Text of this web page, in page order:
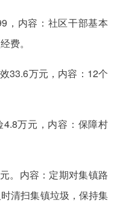
，内容：社区干部基本
费。
33.6万元，内容：12个
万元，内容：保障村
。内容：定期对集镇路
清扫集镇垃圾，保持集